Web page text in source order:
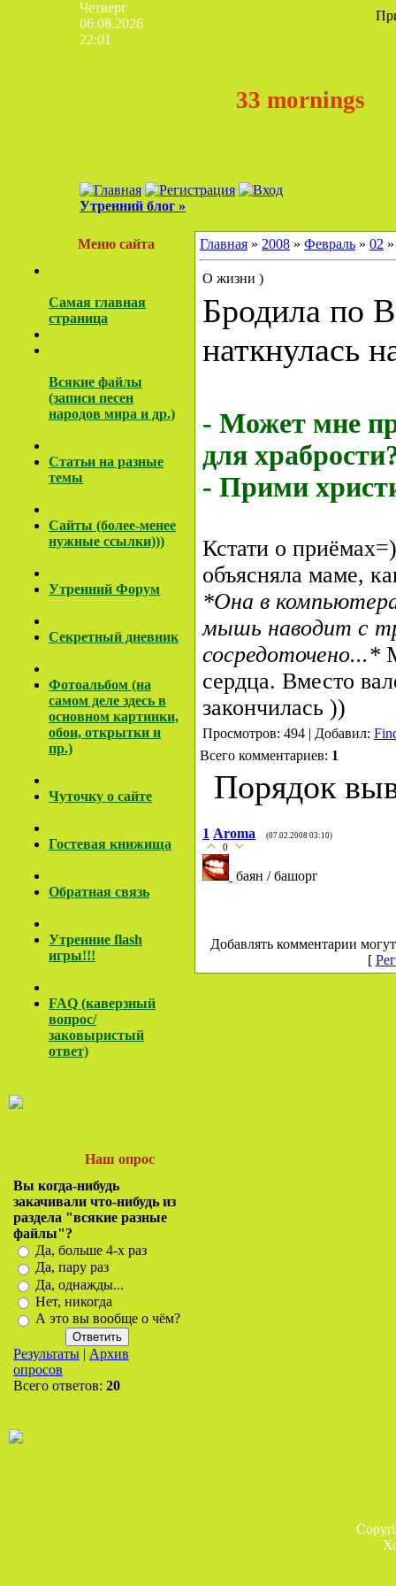
Четверг
06.08.2026
22:01
33 mornings
Утренний блог »
Меню сайта
Самая главная
страница
Всякие файлы
(записи песен
народов мира и др.)
Cтатьи на разные
темы
Сайты (более-менее
нужные ссылки)))
Утренний Форум
Секретный дневник
Фотоальбом (на
самом деле здесь в
основном картинки,
обои, открытки и
пр.)
Чуточку о сайте
Гостевая книжища
Обратная связь
Утренние flash
игры!!!
FAQ (каверзный
вопрос/
заковыристый
ответ)
Наш опрос
Вы когда-нибудь
закачивали что-нибудь из
раздела "всякие разные
файлы"?
Да, больше 4-х раз
Да, пару раз
Да, однажды...
Нет, никогда
А это вы вообще о чём?
Результаты | Архив
опросов
Всего ответов: 20
Главная » 2008 » Февраль » 02
О жизни )
Бродила по
наткнулась
- Может мне
для
- Прими
Кстати о
объясняла маме,
*Она в
мышь наводит с
сосредоточено...*
сердца. Вместо
закончилась ))
Просмотров: 494 | Добавил:
Всего комментариев: 1
Порядок
1 Aroma (07.02.2008 03:10)
0
баян / башорг
Добавлять комментарии
[